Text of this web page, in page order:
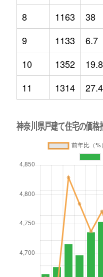
8
1163 38
9
1133 6.7
10
1352 19.8
11
1314 27.4